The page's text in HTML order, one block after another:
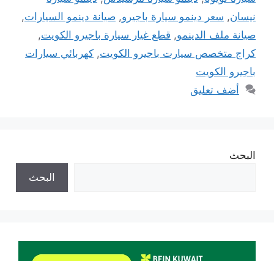
نيسان, سعر دينمو سيارة باجيرو, صيانة دينمو السيارات,
صيانة ملف الدينمو, قطع غيار سيارة باجيرو الكويت,
كراج متخصص سيارت باجيرو الكويت, كهربائي سيارات
باجيرو الكويت
أضف تعليق
البحث
البحث